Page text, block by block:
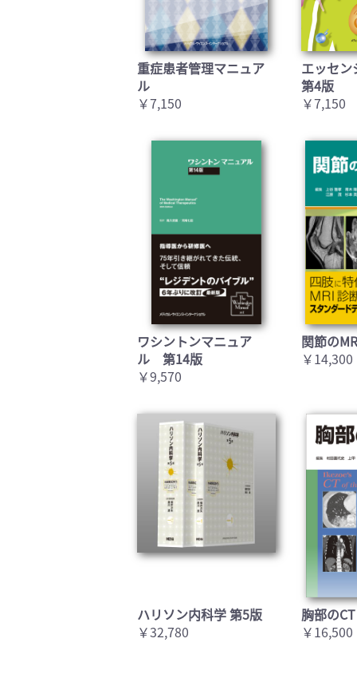
重症患者管理マニュア
ル
￥7,150
エッセン
第4版
￥7,150
ワシントンマニュア
ル 第14版
￥9,570
関節の
￥14,300
ハリソン内科学 第5版
￥32,780
胸部の
￥16,500